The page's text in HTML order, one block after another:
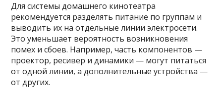
Для системы домашнего кинотеатра
рекомендуется разделять питание по группам и
выводить их на отдельные линии электросети.
Это уменьшает вероятность возникновения
помех и сбоев. Например, часть компонентов —
проектор, ресивер и динамики — могут питаться
от одной линии, а дополнительные устройства —
от других.